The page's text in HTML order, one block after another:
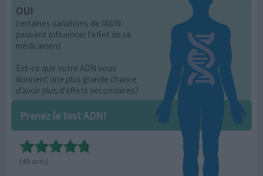
OUI
certaines variations de l'ADN
peuvent influencer l'effet de ce
médicament.
Est-ce que votre ADN vous
donnent une plus grande chance
d'avoir plus d'effets secondaires?
Prenez le test ADN!
(49 avis)